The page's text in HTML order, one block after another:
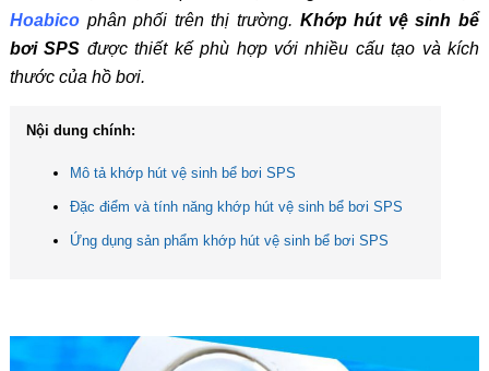
Hoabicophân phối trên thị trường. Khớp hút vệ sinh bể
bơi SPS được thiết kế phù hợp với nhiều cấu tạo và kích
thước của hồ bơi.
Nội dung chính:
Mô tả khớp hút vệ sinh bể bơi SPS
Đặc điểm và tính năng khớp hút vệ sinh bể bơi SPS
Ứng dụng sản phẩm khớp hút vệ sinh bể bơi SPS